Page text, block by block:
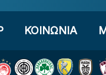
ΚΟΙΝΩΝΙΑ